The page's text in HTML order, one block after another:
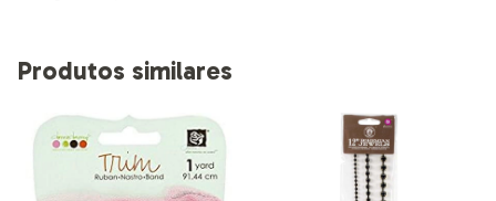
Produtos similares